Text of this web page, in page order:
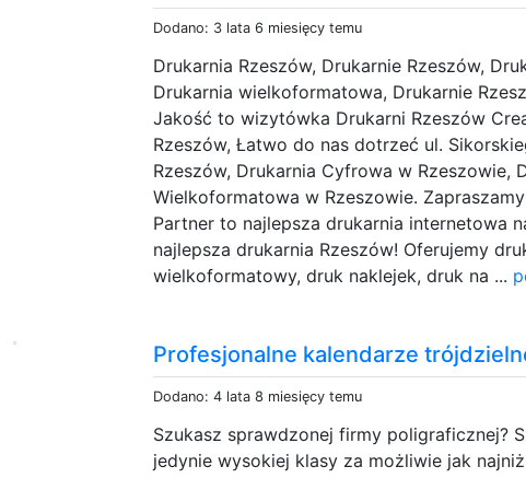
Dodano: 3 lata 6 miesięcy temu
Drukarnia Rzeszów, Drukarnie Rzeszów,
Drukarnia wielkoformatowa, Drukarnie
Jakość to wizytówka Drukarni Rzeszów
Rzeszów, Łatwo do nas dotrzeć ul.
Rzeszów, Drukarnia Cyfrowa w Rzeszowie,
Wielkoformatowa w Rzeszowie.
Partner to najlepsza drukarnia internetowa
najlepsza drukarnia Rzeszów! Oferujemy
wielkoformatowy, druk naklejek, druk na ...
Profesjonalne kalendarze
Dodano: 4 lata 8 miesięcy temu
Szukasz sprawdzonej firmy poligraficznej?
jedynie wysokiej klasy za możliwie jak